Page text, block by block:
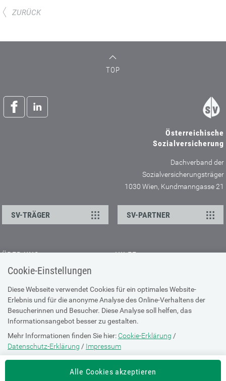
Cookie-Einstellungen
Diese Webseite verwendet Cookies für ein optimales Website-
Erlebnis und für die anonyme Analyse des Online-Verhaltens der
Besucherinnen und Besucher. Diese Analyse soll helfen, das
Informationsangebot besser zu gestalten.
Mehr Informationen finden Sie hier: Cookie-Erklärung /
Datenschutz-Erklärung / Impressum
Die Einstellung können Sie jederzeit auf der Seite "Cookie-Erklärung"
Alle Cookies akzeptieren
ZURÜCK
TOP
Österreichische
Sozialversicherung
Dachverband der
Sozialversicherungsträger
1030 Wien, Kundmanngasse 21
SV-TRÄGER SV-PARTNER
ÜBER UNS
Kontakt
Offene Stellen
Presse
HILFE
Browser-Info & Sicherheit
Hilfe zur Suche
Technische Unterstützung
DATENSCHUTZ
Cookie-Erklärung
Datenschutz-Erklärung